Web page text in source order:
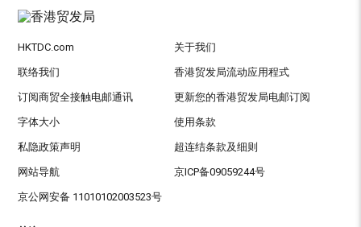
HKTDC.com 关于我们
联络我们 香港贸发局流动应用程式
订阅商贸全接触电邮通讯 更新您的香港贸发局电邮订阅
字体大小 使用条款
私隐政策声明 超连结条款及细则
网站导航 京ICP备09059244号
京公网安备 11010102003523号